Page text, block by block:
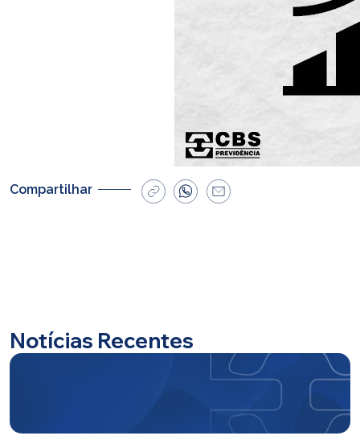
Compartilhar
Notícias Recentes